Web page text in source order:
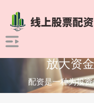
放大资
配资是一种为投